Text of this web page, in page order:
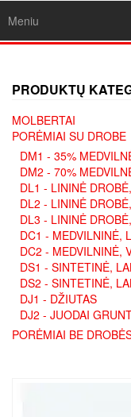
Meniu
PRODUKTŲ
MOLBERTAI
PORĖMIAI SU DROBE
DM1 - 35%
DM2 - 70%
DL1 - LININĖ
DL2 - LININĖ
DL3 - LININĖ
DC1 - MEDVILNINĖ,
DC2 - MEDVILNINĖ,
DS1 - SINTETINĖ,
DS2 - SINTETINĖ,
DJ1 - DŽIUTAS
DJ2 - JUODAI
PORĖMIAI BE